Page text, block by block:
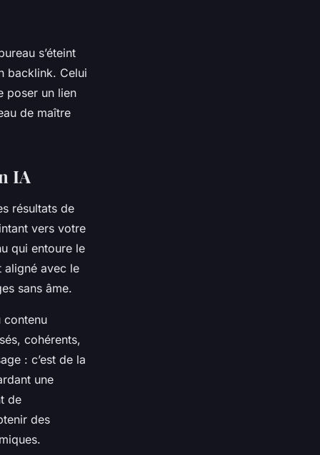
s’éteint
backlink. Celui
poser un lien
de maître
IA
résultats de
vers votre
qui entoure le
aligné avec le
sans âme.
contenu
cohérents,
: c’est de la
une
de
des